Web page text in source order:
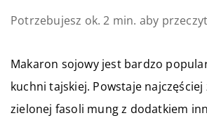
Potrzebujesz ok. 2 min. aby
Makaron sojowy jest bardzo
kuchni tajskiej. Powstaje najczęściej
zielonej fasoli mung z dodatkiem